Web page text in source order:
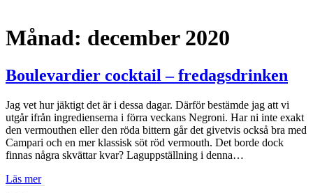
Månad: december 2020
Boulevardier cocktail – fredagsdrinken
Jag vet hur jäktigt det är i dessa dagar. Därför bestämde jag att vi
utgår ifrån ingredienserna i förra veckans Negroni. Har ni inte exakt
den vermouthen eller den röda bittern går det givetvis också bra med
Campari och en mer klassisk söt röd vermouth. Det borde dock
finnas några skvättar kvar? Laguppställning i denna…
Läs mer